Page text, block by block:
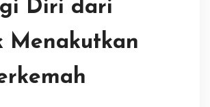
Diri dari
Menakutkan